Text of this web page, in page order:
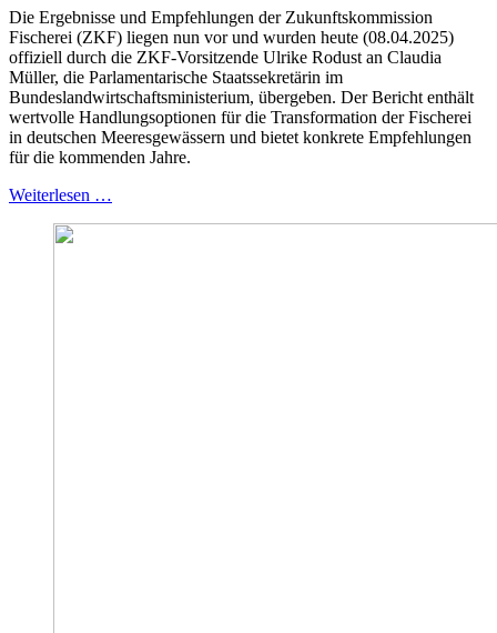
Die Ergebnisse und Empfehlungen der Zukunftskommission
Fischerei (ZKF) liegen nun vor und wurden heute (08.04.2025)
offiziell durch die ZKF-Vorsitzende Ulrike Rodust an Claudia
Müller, die Parlamentarische Staatssekretärin im
Bundeslandwirtschaftsministerium, übergeben. Der Bericht enthält
wertvolle Handlungsoptionen für die Transformation der Fischerei
in deutschen Meeresgewässern und bietet konkrete Empfehlungen
für die kommenden Jahre.
Weiterlesen …